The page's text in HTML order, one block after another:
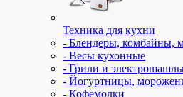
Техника для кухни
- Блендеры, комбайны,
- Весы кухонные
- Грили и
- Йогуртницы,
- Кофемолки